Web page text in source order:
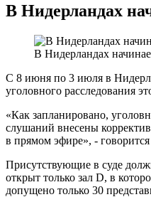
В Нидерландах
В Нидерландах
С 8 июня по 3 июля в
уголовного расследования
«Как запланировано,
слушаний внесены
в прямом эфире», -
Присутствующие в суде
открыт только зал D, в
допущено только 30